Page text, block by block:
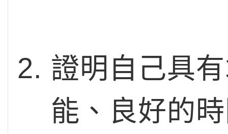
證明自己具
能、良好的